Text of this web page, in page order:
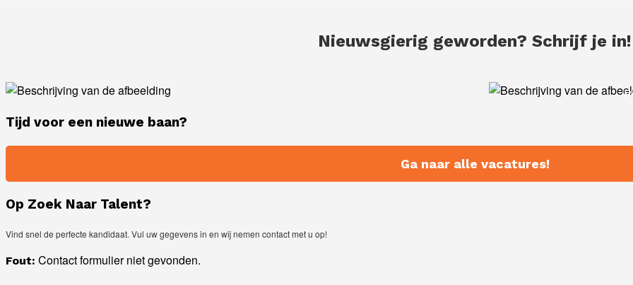
Nieuwsgierig geworden? Schrijf je in!
Tijd voor een nieuwe baan?
Ga naar alle vacatures!
Op Zoek Naar Talent?
Vind snel de perfecte kandidaat. Vul uw gegevens in en wij nemen contact met u op!
Fout: Contact formulier niet gevonden.